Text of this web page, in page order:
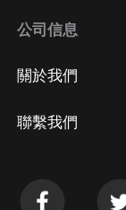
公司信息
關於我們
聯繫我們